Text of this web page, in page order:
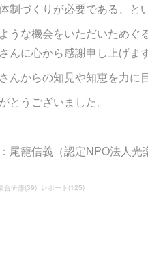
制づくりが必要である、と
うな機会をいただいためぐ
んに心から感謝申し上げます
んからの知見や知恵を力に
とうございました。
尾籠信義（認定NPO法人光
合研修(39) レポート (125)